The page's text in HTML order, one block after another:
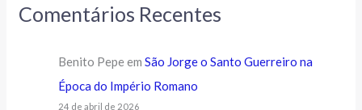
Comentários Recentes
Benito Pepe em São Jorge o Santo Guerreiro na
Época do Império Romano
24 de abril de 2026